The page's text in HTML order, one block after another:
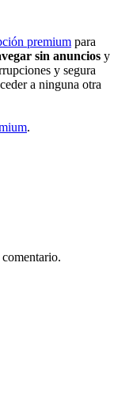
premium para
sin anuncios y
y segura
a ninguna otra
.